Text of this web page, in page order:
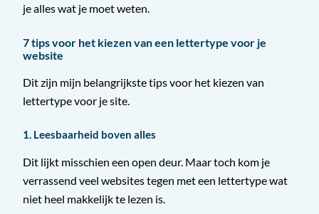
je alles wat je moet weten.
7 tips voor het kiezen van een lettertype voor je
website
Dit zijn mijn belangrijkste tips voor het kiezen van
lettertype voor je site.
1. Leesbaarheid boven alles
Dit lijkt misschien een open deur. Maar toch kom je
verrassend veel websites tegen met een lettertype wat
niet heel makkelijk te lezen is.